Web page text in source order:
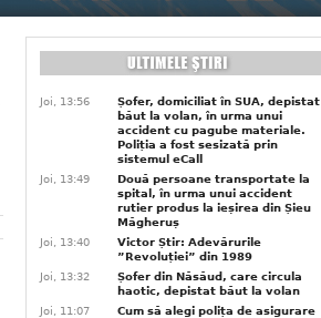
Joi, 13:56
Șofer, domiciliat în SUA, depistat
băut la volan, în urma unui
accident cu pagube materiale.
Poliția a fost sesizată prin
sistemul eCall
Joi, 13:49
Două persoane transportate la
spital, în urma unui accident
rutier produs la ieșirea din Șieu
Măgheruș
Joi, 13:40
Victor Știr: Adevărurile
”Revoluției” din 1989
Joi, 13:32
Șofer din Năsăud, care circula
haotic, depistat băut la volan
Joi, 11:07
Cum să alegi polița de asigurare